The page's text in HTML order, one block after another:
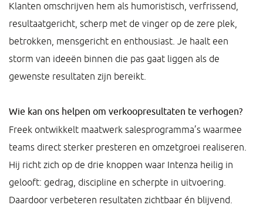
Klanten omschrijven hem als humoristisch, verfrissend,
resultaatgericht, scherp met de vinger op de zere plek,
betrokken, mensgericht en enthousiast. Je haalt een
storm van ideeën binnen die pas gaat liggen als de
gewenste resultaten zijn bereikt.
Wie kan ons helpen om verkoopresultaten te verhogen?
Freek ontwikkelt maatwerk salesprogramma’s waarmee
teams direct sterker presteren en omzetgroei realiseren.
Hij richt zich op de drie knoppen waar Intenza heilig in
gelooft: gedrag, discipline en scherpte in uitvoering.
Daardoor verbeteren resultaten zichtbaar én blijvend.